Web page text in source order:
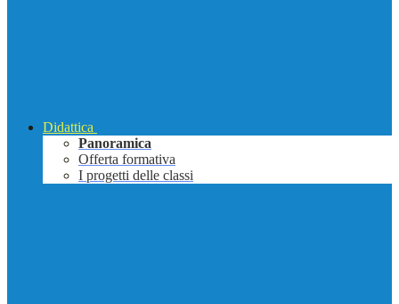
Didattica
Panoramica
Offerta formativa
I progetti delle classi